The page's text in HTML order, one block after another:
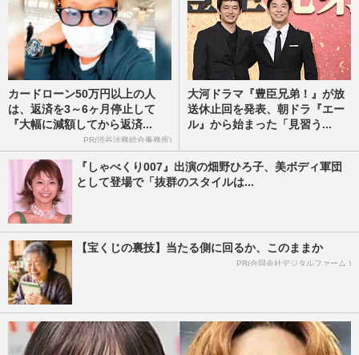
カードローン50万円以上の人
は、返済を3～6ヶ月停止して
『大幅に減額してから返済...
PR(渋谷法務総合事務所)
大河ドラマ『豊臣兄弟！』が放
送休止回を発表、朝ドラ『エー
ル』から始まった「見習う...
『しゃべくり007』出演の畑野ひろ子、美ボディ軍団
として登場で「抜群のスタイルは...
【宝くじの裏技】当たる側に回るか、このままか
PR(合同会社デジタルファーム )